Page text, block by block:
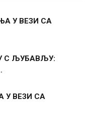
У ВЕЗИ СА
С ЉУБАВЉУ:
У ВЕЗИ СА